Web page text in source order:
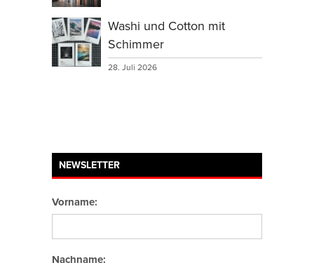
Washi und Cotton mit
Schimmer
28. Juli 2026
NEWSLETTER
Vorname:
Nachname: